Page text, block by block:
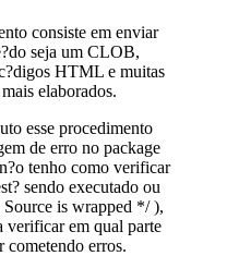
consiste em enviar
seja um CLOB,
HTML e muitas
elaborados.
esse procedimento
de erro no package
tenho como verificar
sendo executado ou
is wrapped */ ),
verificar em qual parte
cometendo erros.